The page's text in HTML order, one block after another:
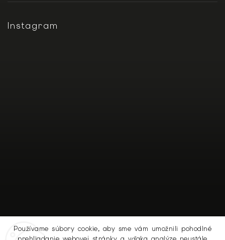
Používame súbory cookie, aby sme vám umožnili pohodlné
Instagram